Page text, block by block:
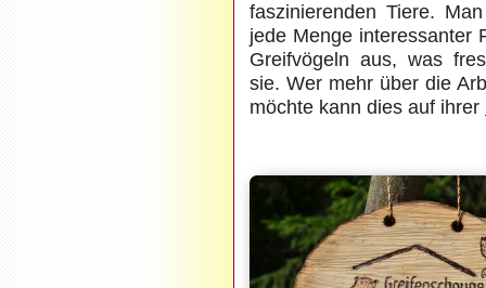
faszinierenden Tiere.
jede Menge interessanter
Greifvögeln aus, was
sie. Wer mehr über die
möchte kann dies auf ihrer